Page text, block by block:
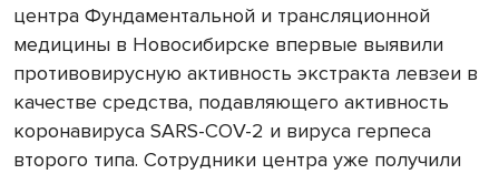
центра Фундаментальной и трансляционной
медицины в Новосибирске впервые выявили
противовирусную активность экстракта левзеи в
качестве средства, подавляющего активность
коронавируса SARS-COV-2 и вируса герпеса
второго типа. Сотрудники центра уже получили